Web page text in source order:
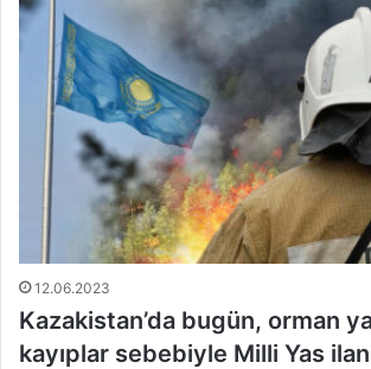
12.06.2023
Kazakistan’da bugün, orman
kayıplar sebebiyle Milli Yas